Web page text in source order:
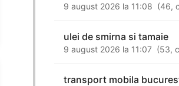
9 august 2026 la 11:08 (46,
ulei de smirna si tamaie
9 august 2026 la 11:07 (53,
transport mobila